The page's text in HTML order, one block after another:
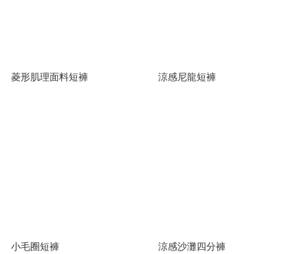
菱形肌理面料短褲 涼感尼龍短褲
小毛圈短褲 涼感沙灘四分褲